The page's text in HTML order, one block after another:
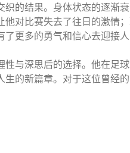
的结果。身体状态的逐渐
对比赛失去了往日的激情
更多的勇气和信心去迎接人
与深思后的选择。他在足
的新篇章。对于这位曾经